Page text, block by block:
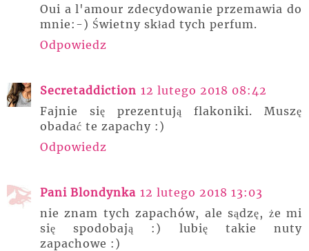
Oui a l'amour zdecydowanie przemawia do
mnie:-) Świetny skład tych perfum.
Odpowiedz
Secretaddiction 12 lutego 2018 08:42
Fajnie się prezentują flakoniki. Muszę
obadać te zapachy :)
Odpowiedz
Pani Blondynka 12 lutego 2018 13:03
nie znam tych zapachów, ale sądzę, że mi
się spodobają :) lubię takie nuty
zapachowe :)